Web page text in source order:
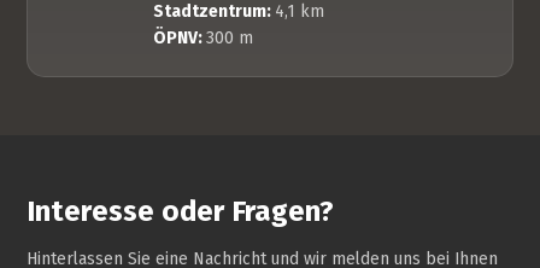
Stadtzentrum: 4,1 km
ÖPNV:300 m
Interesse oder Fragen?
Hinterlassen Sie eine Nachricht und wir melden uns bei Ihnen